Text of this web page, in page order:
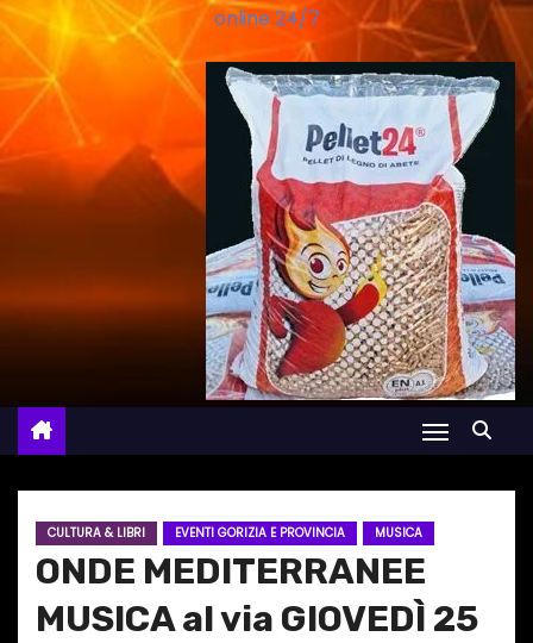
online 24/7
CULTURA & LIBRI EVENTI GORIZIA E PROVINCIA MUSICA
ONDE MEDITERRANEE
MUSICA al via GIOVEDÌ 25